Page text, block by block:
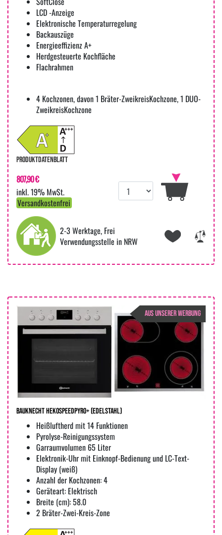
LCD -Anzeige
Elektronische Temperaturregelung
Backauszüge
Energieeffizienz A+
Herdgesteuerte Kochfläche
Flachrahmen
4 Kochzonen, davon 1 Bräter-ZweikreisKochzone, 1 DUO-
ZweikreisKochzone
PRODUKTDATENBLATT
807,90 €
inkl. 19% MwSt.
Versandkostenfrei
2-3 Werktage, Frei
Verwendungsstelle in NRW
AUS UNSERER WERBUNG
Bauknecht HekoSpeedPyro+ (edelstahl)
Heißluftherd mit 14 Funktionen
Pyrolyse-Reinigungssystem
Garraumvolumen 65 Liter
Elektronik-Uhr mit Einknopf-Bedienung und LC-Text-
Display (weiß)
Anzahl der Kochzonen: 4
Geräteart: Elektrisch
Breite (cm): 58.0
2 Bräter-Zwei-Kreis-Zone